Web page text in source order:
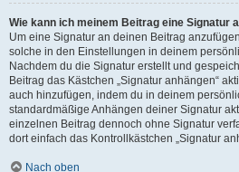
Wie kann ich meinem Beitrag eine Signatur
Um eine Signatur an deinen Beitrag
solche in den Einstellungen in deinem
Nachdem du die Signatur erstellt und
Beitrag das Kästchen „Signatur anhängen“
auch hinzufügen, indem du in deinem
standardmäßige Anhängen deiner Signatur
einzelnen Beitrag dennoch ohne Signatur
dort einfach das Kontrollkästchen „Signatur
Nach oben